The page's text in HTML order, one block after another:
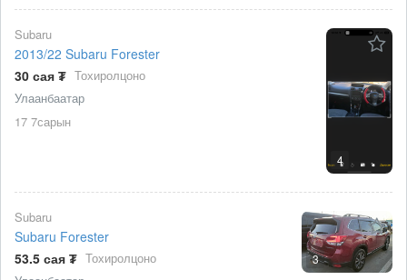
4
Subaru
2013/22 Subaru Forester
30 сая ₮ Тохиролцоно
Улаанбаатар
17 7сарын
3
Subaru
Subaru Forester
53.5 сая ₮ Тохиролцоно